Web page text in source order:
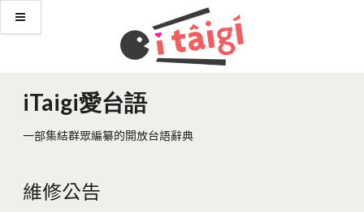
iTaigi愛台語
一部集結群眾編纂的開放台語辭典
維修公告